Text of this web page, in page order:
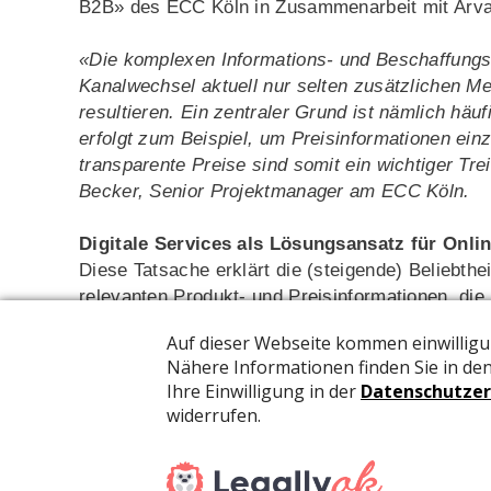
B2B» des ECC Köln in Zusammenarbeit mit
«Die komplexen Informations- und
Kanalwechsel aktuell nur selten zusätzlichen
resultieren. Ein zentraler Grund ist nämlich
erfolgt zum Beispiel, um Preisinformationen
transparente Preise sind somit ein wichtiger
Becker, Senior Projektmanager am ECC Köln.
Digitale Services als Lösungsansatz für
Diese Tatsache erklärt die (steigende)
relevanten Produkt- und Preisinformationen,
noch die wichtigste digitale Anlaufstelle für
Kunden zu Marktplätzen abwandern, wenn
Gefährdungspotenzial durch Marktplätze
reine Produktangebot hinaus mit
«Entlang der Customer Journey gibt es